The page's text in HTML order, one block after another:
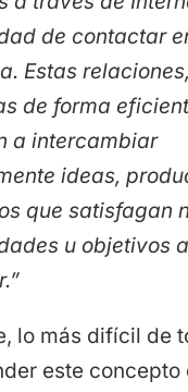
de contactar
Estas relaciones,
de forma
a intercambiar
ideas,
que satisfagan
u objetivos a
lo más difícil de
este concepto